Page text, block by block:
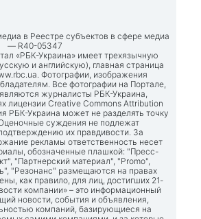
в Реестре субъектов в сфере медиа
— R40-05347
«РБК-Украина» имеет трехязычную
и английскую), главная страница
. Фотографии, изображения
Все фотографии на Портале,
журналисты РБК-Украина,
лицензии Creative Commons Attribution
РБК-Украина может не разделять точку
суждения не подлежат
их правдивости. За
рекламы ответственность несет
обозначенные плашкой: "Пресс-
"Партнерский материал", "Promo",
"Резонанс" размещаются на правах
как правило, для лиц, достигших 21-
компании» – это информационный
новости, события и объявления,
компаний, базирующиеся на